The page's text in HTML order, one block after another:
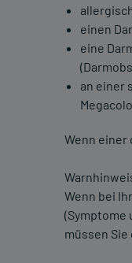
einen
eine
an einer
Wenn einer
Wenn bei
(Symptome
müssen Sie